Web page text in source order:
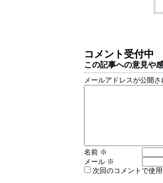
コメント受付中
この記事への意見や
メールアドレスが公開
名前 ※
メール ※
次回のコメントで使